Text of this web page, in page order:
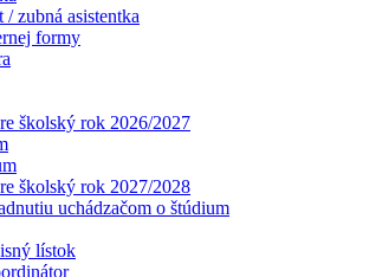
/ zubná asistentka
formy
školský rok 2026/2027
školský rok 2027/2028
uchádzačom o štúdium
lístok